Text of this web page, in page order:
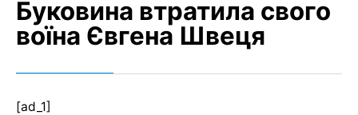
Буковина втратила свого
воїна Євгена Швеця
[ad_1]